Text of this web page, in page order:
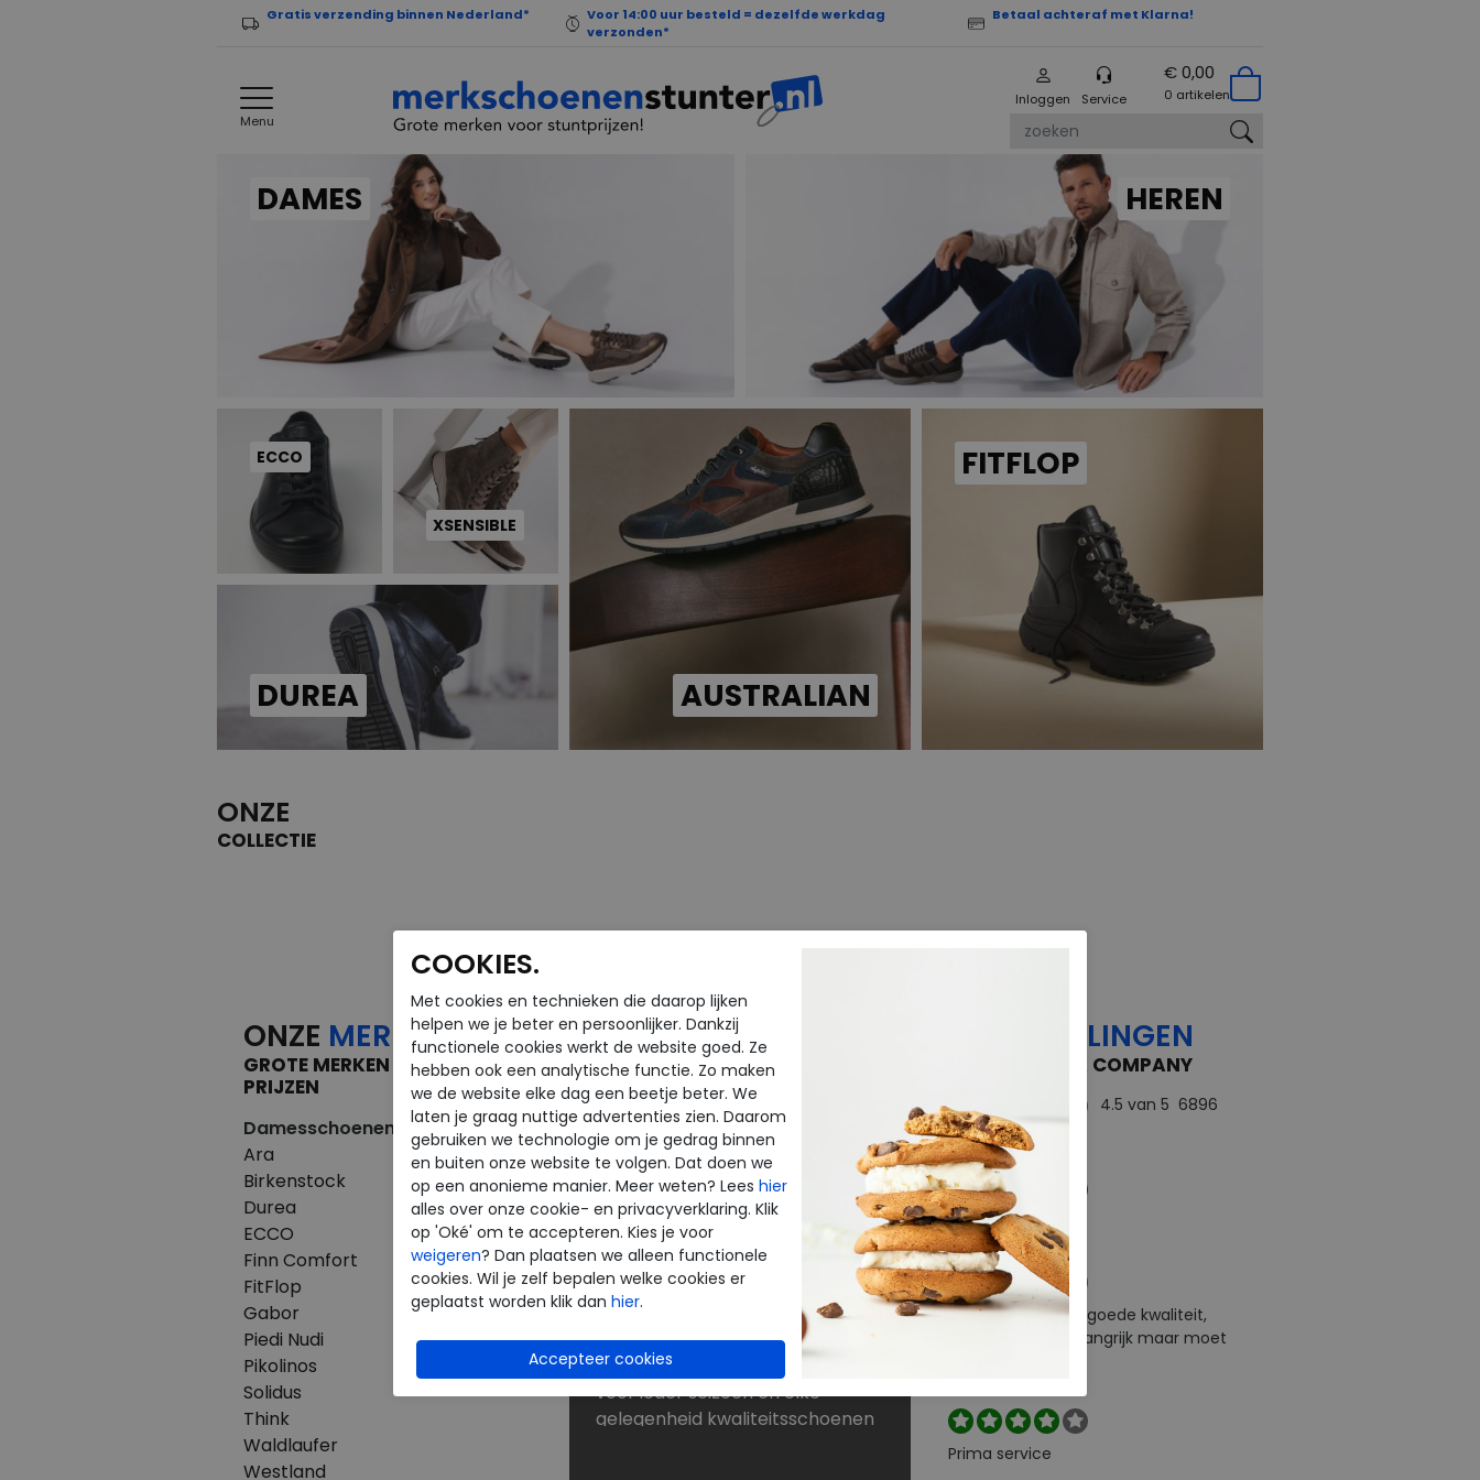
Gratis verzending binnen Nederland*
Voor 14:00 uur besteld = dezelfde werkdag
verzonden*
Betaal achteraf met Klarna!
Menu
Inloggen Service
€ 0,00
0 artikelen
DAMES HEREN
ECCO
XSENSIBLE
DUREA AUSTRALIAN
FITFLOP
ONZE
COLLECTIE
ONZE MERKEN
GROTE MERKEN VOOR KLEINE
PRIJZEN
Damesschoenen
Ara
Birkenstock
Durea
ECCO
Finn Comfort
FitFlop
Gabor
Piedi Nudi
Pikolinos
Solidus
Think
Waldlaufer
Westland
Herenschoenen
Australian
Birkenstock
Clarks
ECCO
Finn Comfort
Mephisto
Pikolinos
Westland
NU KORTINGEN TOT 60%
Dé schoenen outlet met grote
merken
Bij Merkschoenenstunter vindt u
outlet schoenen van de beste
merken. De new arrivals van uw
favoriete merk verrassen elke
keer weer. Op zoek naar
schoenen voor lange
strandwandelingen? Naar
laarzen voor de winter? Of kunt u
nog wel een paar slippers of
sandalen gebruiken? U shopt
voor ieder seizoen en elke
gelegenheid kwaliteitsschoenen
BEOORDELINGEN
THE FEEDBACK COMPANY
4.5 van 5 6896
beoordelingen
Perfect
Snelle levering en goede kwaliteit,
retourneren is belangrijk maar moet
Prima service
COOKIES.
Met cookies en technieken die daarop lijken
helpen we je beter en persoonlijker. Dankzij
functionele cookies werkt de website goed. Ze
hebben ook een analytische functie. Zo maken
we de website elke dag een beetje beter. We
laten je graag nuttige advertenties zien. Daarom
gebruiken we technologie om je gedrag binnen
en buiten onze website te volgen. Dat doen we
op een anonieme manier. Meer weten? Lees hier
alles over onze cookie- en privacyverklaring. Klik
op 'Oké' om te accepteren. Kies je voor
weigeren? Dan plaatsen we alleen functionele
cookies. Wil je zelf bepalen welke cookies er
geplaatst worden klik dan hier.